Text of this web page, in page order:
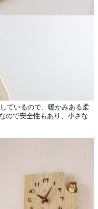
ているので、暖かみある柔
ので安全性もあり、小さな